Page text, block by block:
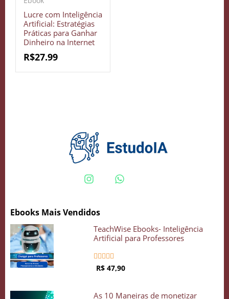
Lucre com Inteligência
Artificial: Estratégias
Práticas para Ganhar
Dinheiro na Internet
R$27.99
Ebooks Mais Vendidos
TeachWise Ebooks- Inteligência
Artificial para Professores
    
R$ 47,90
As 10 Maneiras de monetizar
Crie seu Avatar com Inteligência Artificial
COMECE GRÁTIS